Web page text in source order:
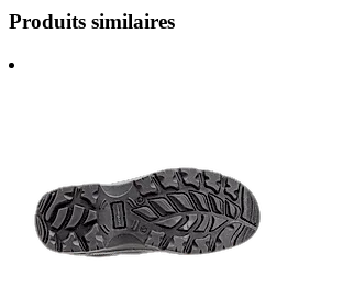
Produits similaires